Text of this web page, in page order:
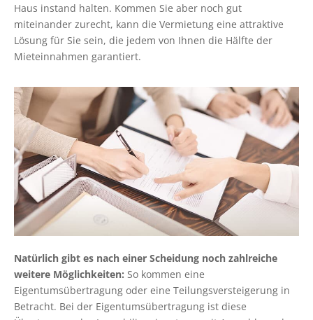
Haus instand halten. Kommen Sie aber noch gut
miteinander zurecht, kann die Vermietung eine attraktive
Lösung für Sie sein, die jedem von Ihnen die Hälfte der
Mieteinnahmen garantiert.
Natürlich gibt es nach einer Scheidung noch zahlreiche
weitere Möglichkeiten: So kommen eine
Eigentumsübertragung oder eine Teilungsversteigerung in
Betracht. Bei der Eigentumsübertragung ist diese